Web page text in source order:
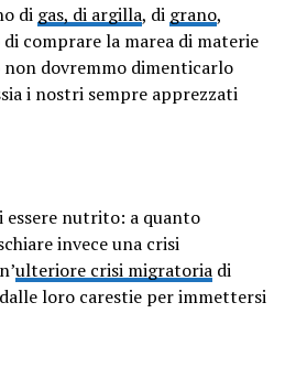
di gas, di argilla, di grano,
comprare la marea di materie
non dovremmo dimenticarlo
i nostri sempre apprezzati
essere nutrito: a quanto
invece una crisi
ulteriore crisi migratoria di
loro carestie per immettersi